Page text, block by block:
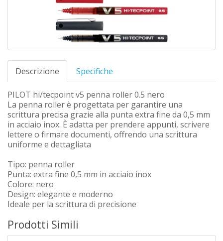
Descrizione Specifiche
PILOT hi/tecpoint v5 penna roller 0.5 nero
La penna roller è progettata per garantire una
scrittura precisa grazie alla punta extra fine da 0,5 mm
in acciaio inox. È adatta per prendere appunti, scrivere
lettere o firmare documenti, offrendo una scrittura
uniforme e dettagliata
Tipo: penna roller
Punta: extra fine 0,5 mm in acciaio inox
Colore: nero
Design: elegante e moderno
Ideale per la scrittura di precisione
Prodotti Simili